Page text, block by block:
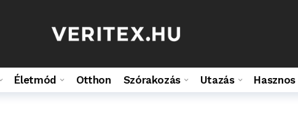
Életmód Otthon Szórakozás Utazás Hasznos